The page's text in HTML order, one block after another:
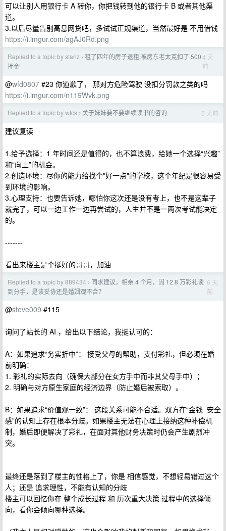
可以让别人用银行卡 A 转你，你把钱转到他的银行卡 B 或者其他渠
道。
3.以后尽量告别高息网贷吧，多试试正规渠道，当然最好是 不用借钱
https://i.imgur.com/agAJ0Rd.png
Replied to a topic by starlz › 租了四年的房子退租,被房东老太克扣了 500
押金
4 天
前
@wfd0807 #23 你道歉了， 那对方危险驾驶 没扣分罚款之类的吗
https://i.imgur.com/n119Wvk.png
Replied to a topic by wtcs › 关于妹妹要不要继续读书的咨询 5 天前
建议复读
1.给予选择：1 年时间还是值得的，也不算浪费，给她一个选择“兴趣”
和“向上”的机会。
2.创造环境：尽你的能力给找个"好一点"的学校，这个年纪是很容易受
到环境的影响。
3.心理支持：也要告诉她，哪怕你这次还是没有考上，也不是这辈子
就完了，可以一边工作一边再尝试的，人生并不是一两次考试能决定
的。
-------
看出来楼主是个挺好的哥哥，加油
Replied to a topic by 889434 › 同求建议，相亲 4 个月，因 12.8 万彩礼谈
到分手，是该妥协还是婚姻观不合？
6 天
前
@steve009 #115
询问了站长的 AI ，给出以下结论，我挺认可的：
A：如果追求“务实折中”： 接受父母的帮助，支付彩礼，但必须在婚
前明确：
1. 彩礼的实际去向（确保大部分在女方手中而非其父母手中）；
2. 明确与对方原生家庭的经济边界（防止婚后被索取）。
B：如果追求“价值观一致”： 这段关系可能不合适。双方在“金钱=安全
感”的认知上存在根本分歧。如果楼主无法在心理上接纳这种补偿机
制，婚后即便解决了彩礼，在面对其他财务决策时仍会产生剧烈冲
突。
最终还是落到了楼主的性格上了，你是 相信感觉，不想轻易错过这个
人；还是 追求理性，不能有认知的分歧
楼主可以回忆你在 整个成长过程 和 历次重大决策 过程中的选择倾
向，看你会倾向哪种选择。